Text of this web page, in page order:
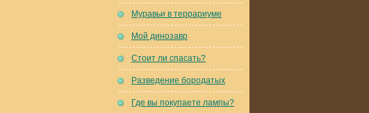
Муравьи в террариуме
Мой динозавр
Стоит ли спасать?
Разведение бородатых
Где вы покупаете лампы?